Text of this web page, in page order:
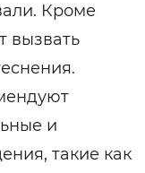
Кроме
вызвать
и
такие как